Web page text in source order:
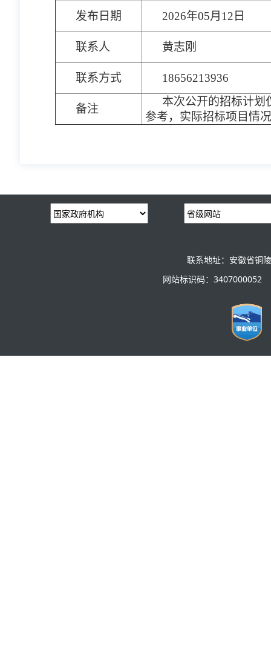
发布日期 2026年05月12日
联系人 黄志刚
联系方式 18656213936
备注
本次公开的招标计划
参考，实际招标项目情
联系地址：安徽省铜
网站标识码：3407000052